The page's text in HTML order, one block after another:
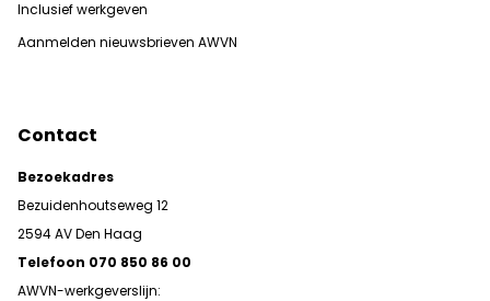
Inclusief werkgeven
Aanmelden nieuwsbrieven AWVN
Contact
Bezoekadres
Bezuidenhoutseweg 12
2594 AV Den Haag
Telefoon 070 850 86 00
AWVN-werkgeverslijn: